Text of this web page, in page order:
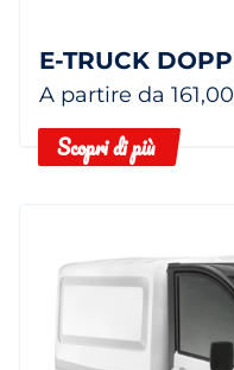
E-TRUCK
A partire da
Scopri di più